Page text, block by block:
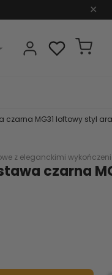
✕
czarna MG31 loftowy styl
z eleganckimi
czarna